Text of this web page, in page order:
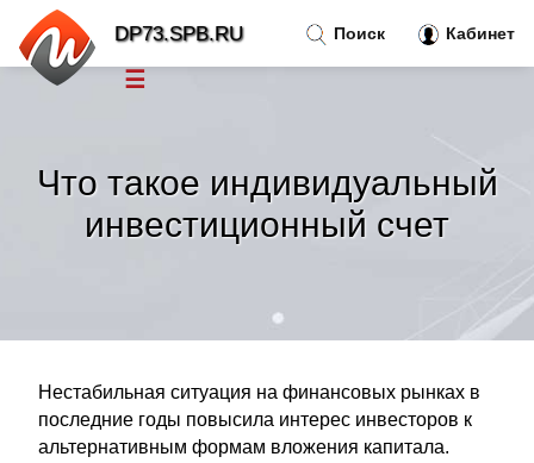
Что такое индивидуальный
инвестиционный счет
Нестабильная ситуация на финансовых рынках в
последние годы повысила интерес инвесторов к
альтернативным формам вложения капитала.
Поиск Кабинет
DP73.SPB.RU
☰
Тренды новостей»
Правила»
Контакт»